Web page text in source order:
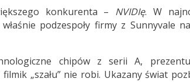
konkurenta – NVIDIę. W
podzespoły firmy z Sunnyvale
chipów z serii A,
„szału” nie robi. Ukazany świat